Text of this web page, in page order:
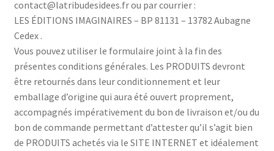
contact@latribudesidees.fr ou par courrier :
LES ÉDITIONS IMAGINAIRES – BP 81131 – 13782 Aubagne
Cedex .
Vous pouvez utiliser le formulaire joint à la fin des
présentes conditions générales. Les PRODUITS devront
être retournés dans leur conditionnement et leur
emballage d’origine qui aura été ouvert proprement,
accompagnés impérativement du bon de livraison et/ou du
bon de commande permettant d’attester qu’il s’agit bien
de PRODUITS achetés via le SITE INTERNET et idéalement